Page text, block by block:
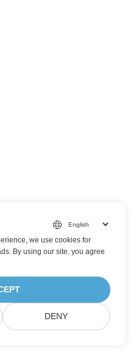
we use cookies for
By using our site, you agree
DENY